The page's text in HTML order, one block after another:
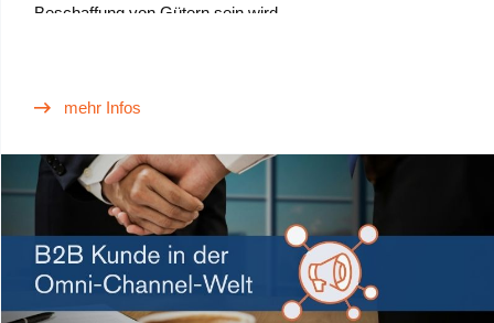
Beschaffung von Gütern sein wird.
mehr Infos